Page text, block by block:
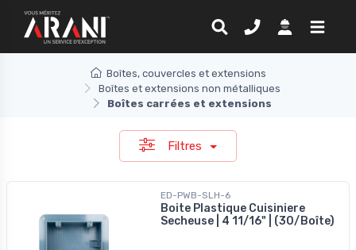
Boîtes, couvercles et extensions
Boîtes et extensions non métalliques
Boîtes carrées et extensions
Filtres
ED-PWB-SLH-6
Boite Plastique Cuisiniere
Secheuse | 4 11/16" | (30/Boîte)